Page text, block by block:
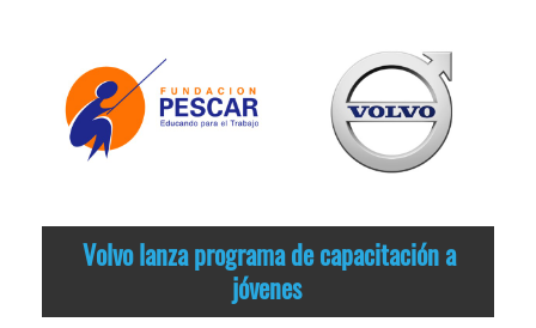
Volvo lanza programa de capacitación a
jóvenes